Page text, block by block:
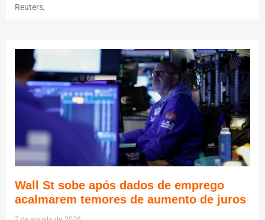
Reuters,
Wall St sobe após dados de emprego
acalmarem temores de aumento de juros